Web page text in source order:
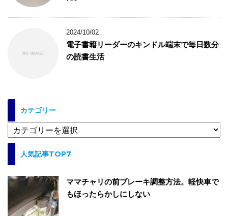
2024/10/02
電子書籍リーダーのキンドル端末で毎日数分
の読書生活
カテゴリー
テ
人気記事TOP7
ママチャリの前ブレーキ調整方法。軽快車で
もほったらかしにしない